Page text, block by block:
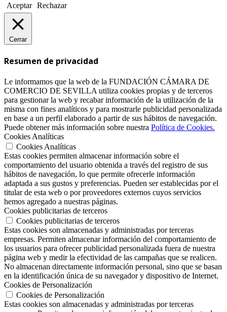
Aceptar Rechazar
Cerrar
Resumen de privacidad
Le informamos que la web de la FUNDACIÓN CÁMARA DE
COMERCIO DE SEVILLA utiliza cookies propias y de terceros
para gestionar la web y recabar información de la utilización de la
misma con fines analíticos y para mostrarle publicidad personalizada
en base a un perfil elaborado a partir de sus hábitos de navegación.
Puede obtener más información sobre nuestra Política de Cookies.
Cookies Analíticas
Cookies Analíticas
Estas cookies permiten almacenar información sobre el
comportamiento del usuario obtenida a través del registro de sus
hábitos de navegación, lo que permite ofrecerle información
adaptada a sus gustos y preferencias. Pueden ser establecidas por el
titular de esta web o por proveedores externos cuyos servicios
hemos agregado a nuestras páginas.
Cookies publicitarias de terceros
Cookies publicitarias de terceros
Estas cookies son almacenadas y administradas por terceras
empresas. Permiten almacenar información del comportamiento de
los usuarios para ofrecer publicidad personalizada fuera de nuestra
página web y medir la efectividad de las campañas que se realicen.
No almacenan directamente información personal, sino que se basan
en la identificación única de su navegador y dispositivo de Internet.
Cookies de Personalización
Cookies de Personalización
Estas cookies son almacenadas y administradas por terceras